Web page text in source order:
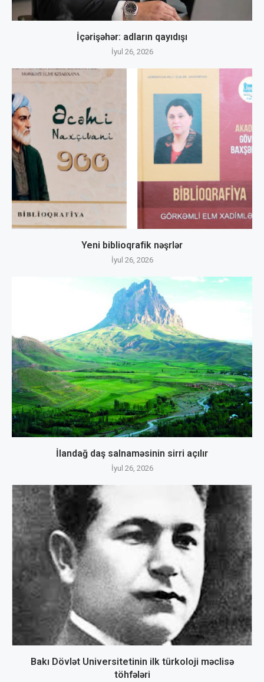
İçərişəhər: adların qayıdışı
İyul 26, 2026
Yeni biblioqrafik nəşrlər
İyul 26, 2026
İlandağ daş salnaməsinin sirri açılır
İyul 26, 2026
Bakı Dövlət Universitetinin ilk türkoloji məclisə
töhfələri